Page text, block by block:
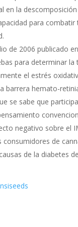
en la
para
de 2006 publicado
para determinar
el estrés
barrera hemato-
se sabe que
negativo sobre el
consumidores de
de la diabetes